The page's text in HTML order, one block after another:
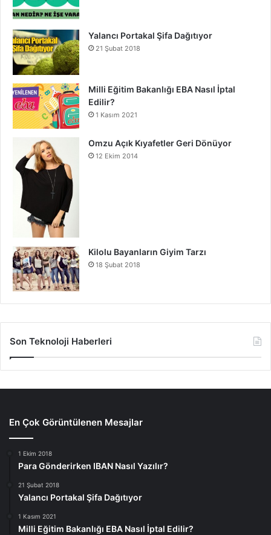
Yalancı Portakal Şifa Dağıtıyor
21 Şubat 2018
Milli Eğitim Bakanlığı EBA Nasıl İptal
Edilir?
1 Kasım 2021
Omzu Açık Kıyafetler Geri Dönüyor
12 Ekim 2014
Kilolu Bayanların Giyim Tarzı
18 Şubat 2018
Son Teknoloji Haberleri
En Çok Görüntülenen Mesajlar
1 Ekim 2018
Para Gönderirken IBAN Nasıl Yazılır?
21 Şubat 2018
Yalancı Portakal Şifa Dağıtıyor
1 Kasım 2021
Milli Eğitim Bakanlığı EBA Nasıl İptal Edilir?